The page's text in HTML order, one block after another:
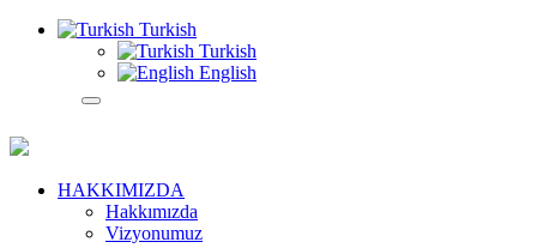
Turkish
Turkish
English
HAKKIMIZDA
Hakkımızda
Vizyonumuz